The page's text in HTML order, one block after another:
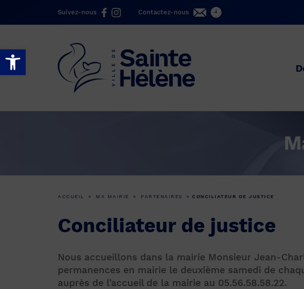
Ouvrir la barre d’outils
Suivez-nous Contactez-nous
ACCUEIL » MA MAIRIE » PARTENAIRES » CONCILIATEUR DE JUSTICE
Conciliateur de justice
Nous accueillons dans la mairie Monsieur Jean-
permanences en mairie le deuxième samedi de
auprès de l’accueil de la mairie au 05.56.58.58.22.